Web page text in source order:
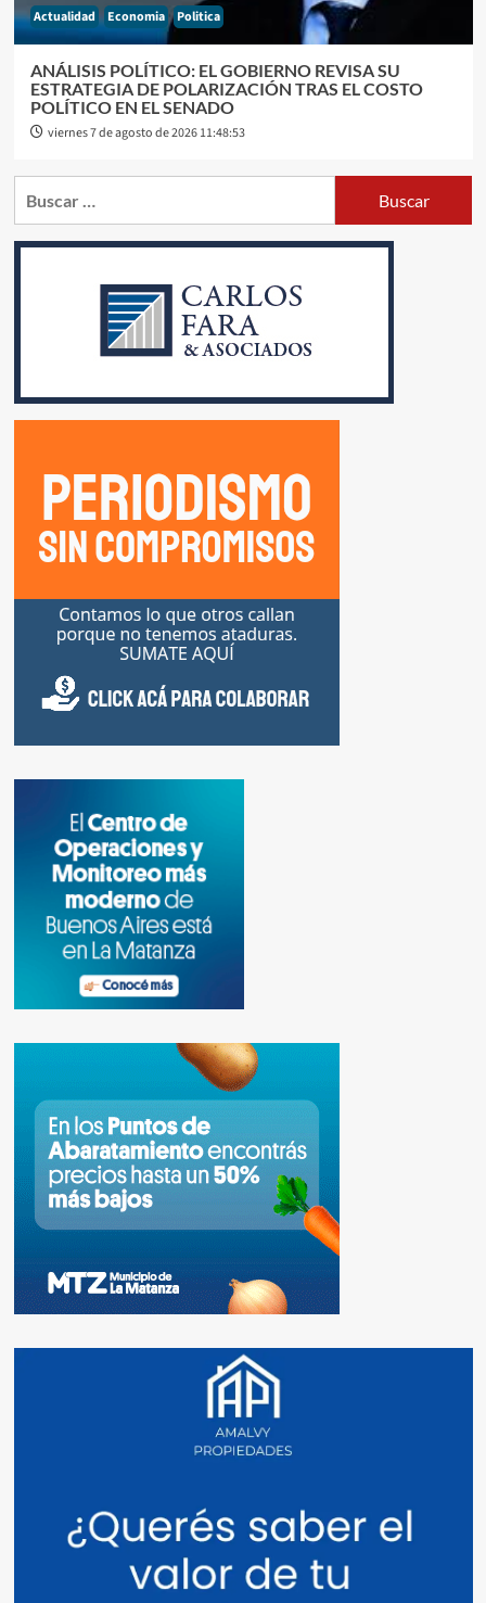
Actualidad Economia Politica
ANÁLISIS POLÍTICO: EL GOBIERNO REVISA SU
ESTRATEGIA DE POLARIZACIÓN TRAS EL COSTO
POLÍTICO EN EL SENADO
viernes 7 de agosto de 2026 11:48:53